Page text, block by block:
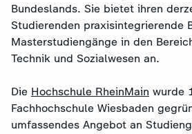
Bundeslands. Sie bietet ihren
Studierenden praxisintegrierende
Masterstudiengänge in den
Technik und Sozialwesen an.
Die Hochschule RheinMain wurde
Fachhochschule Wiesbaden
umfassendes Angebot an